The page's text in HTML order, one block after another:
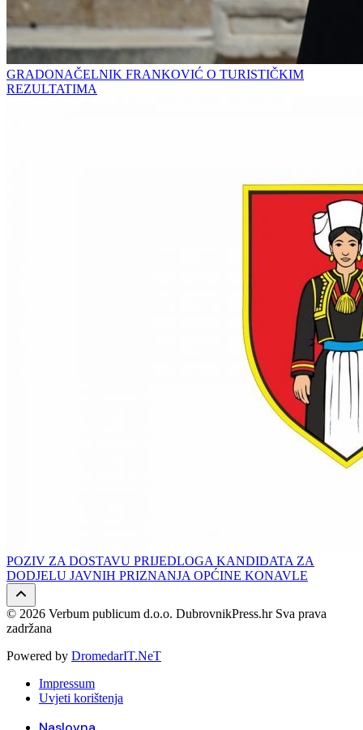
GRADONAČELNIK FRANKOVIĆ O TURISTIČKIM
REZULTATIMA
POZIV ZA DOSTAVU PRIJEDLOGA KANDIDATA ZA
DODJELU JAVNIH PRIZNANJA OPĆINE KONAVLE
© 2026 Verbum publicum d.o.o. DubrovnikPress.hr Sva prava
zadržana
Powered by DromedarIT.NeT
Impressum
Uvjeti korištenja